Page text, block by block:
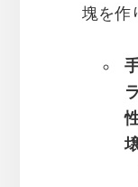
塊を作